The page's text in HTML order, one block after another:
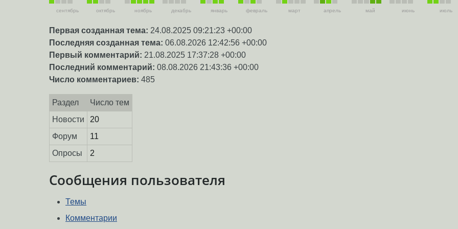
сентябрь октябрь ноябрь декабрь январь февраль март апрель май июнь июль
Первая созданная тема: 24.08.2025 09:21:23 +00:00
Последняя созданная тема: 06.08.2026 12:42:56 +00:00
Первый комментарий: 21.08.2025 17:37:28 +00:00
Последний комментарий: 08.08.2026 21:43:36 +00:00
Число комментариев: 485
Раздел
Число тем
Новости
20
Форум
11
Опросы
2
Сообщения пользователя
Темы
Комментарии